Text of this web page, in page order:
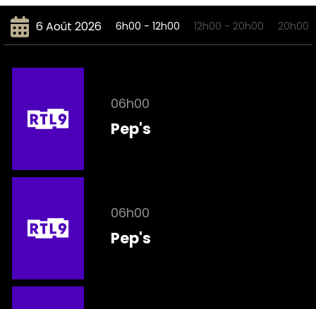
enquête, Carson découvre cette ville
est régie par les mensonges et la
6 Août 2026 6h00 - 12h00 12h00 - 20h00 20h00
06h00
Pep's
06h00
Pep's